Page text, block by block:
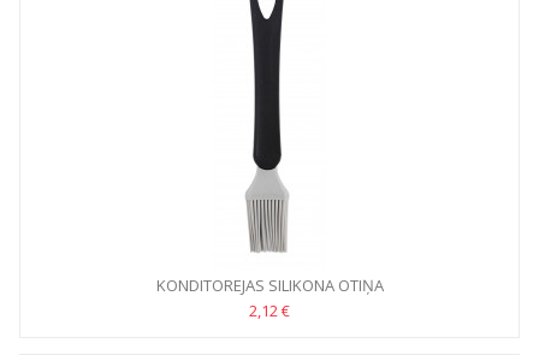
KONDITOREJAS SILIKONA OTIŅA
2,12 €